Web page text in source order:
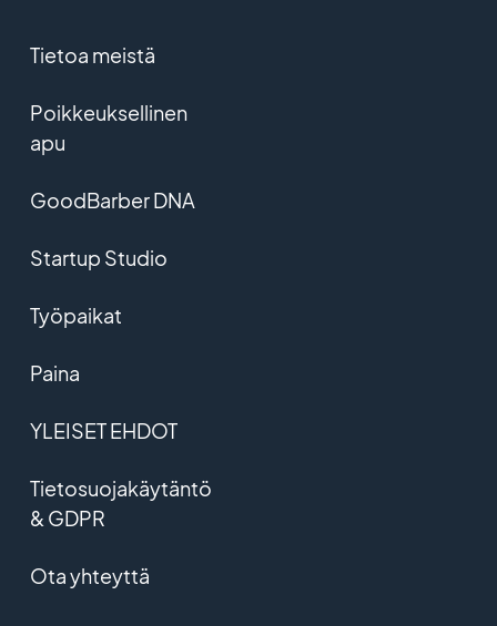
Tietoa meistä
Poikkeuksellinen
apu
GoodBarber DNA
Startup Studio
Työpaikat
Paina
YLEISET EHDOT
Tietosuojakäytäntö
& GDPR
Ota yhteyttä